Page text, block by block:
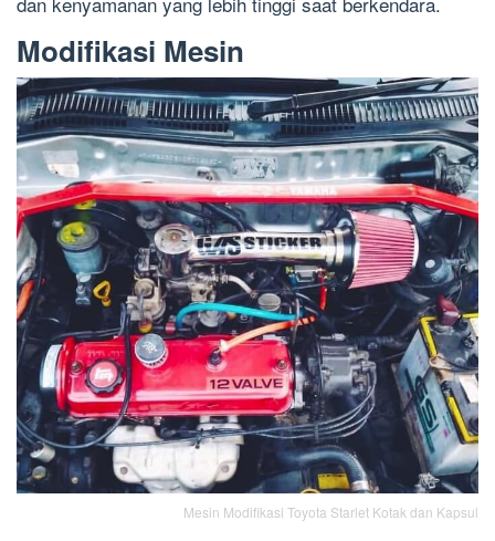
Modifikasi Mesin
Mesin Modifikasi Toyota Starlet Kotak dan Kapsul